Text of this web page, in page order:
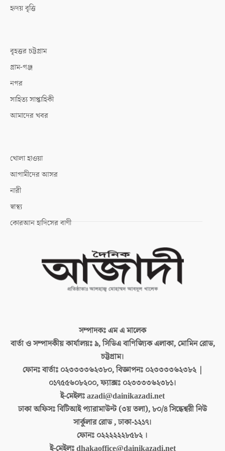
হৃদয় বৃত্তি
বৃহত্তর চট্টগ্রাম
গ্রাম-গঞ্জ
নগর
সাহিত্য সাপ্তাহিকী
আমাদের খবর
খোলা হাওয়া
আগামীদের আসর
নারী
স্বাস্থ্য
কোরআন হাদিসের বাণী
সম্পাদকঃএম এ মালেক
বার্তা ও সম্পাদকীয় কার্যালয়ঃ৯, সিডিএ বাণিজ্যিক এলাকা, মোমিন রোড,
চট্টগ্রাম।
ফোনঃ বার্তাঃ ০২৩৩৩৩৬২৩৮০, বিজ্ঞাপনঃ ০২৩৩৩৩৬২৩৮২ |
০১৭৫৫৬০৮২০০, ফ্যাক্সঃ ০২৩৩৩৩৬২৩৮১।
ই-মেইলঃazadi@dainikazadi.net
ঢাকা অফিসঃবিটিআই প্যারামাউন্ট (৩য় তলা), ৮০/৪ সিদ্ধেশ্বরী নিউ
সার্কুলার রোড , ঢাকা-১২১৭।
ফোনঃ ০২২২২২২৮৫৮২ ।
ই-মেইলঃdhakaoffice@dainikazadi.net